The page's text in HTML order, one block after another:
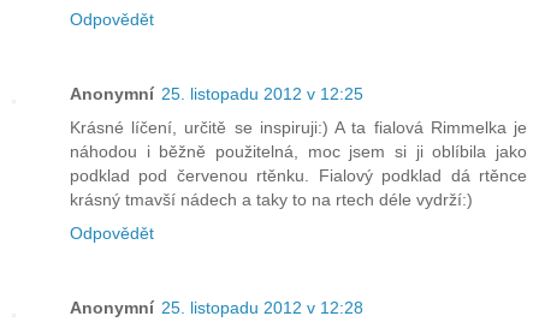
Odpovědět
Anonymní 25. listopadu 2012 v 12:25
Krásné líčení, určitě se inspiruji:) A ta fialová Rimmelka je
náhodou i běžně použitelná, moc jsem si ji oblíbila jako
podklad pod červenou rtěnku. Fialový podklad dá rtěnce
krásný tmavší nádech a taky to na rtech déle vydrží:)
Odpovědět
Anonymní 25. listopadu 2012 v 12:28